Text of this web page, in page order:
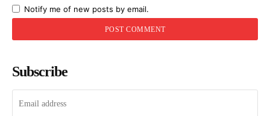
Notify me of new posts by email.
Subscribe